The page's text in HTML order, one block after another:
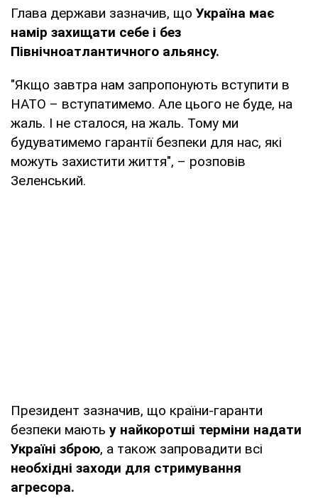
Глава держави зазначив, що Україна має
намір захищати себе і без
Північноатлантичного альянсу.
"Якщо завтра нам запропонують вступити в
НАТО – вступатимемо. Але цього не буде, на
жаль. І не сталося, на жаль. Тому ми
будуватимемо гарантії безпеки для нас, які
можуть захистити життя", – розповів
Зеленський.
Президент зазначив, що країни-гаранти
безпеки мають у найкоротші терміни надати
Україні зброю, а також запровадити всі
необхідні заходи для стримування
агресора.